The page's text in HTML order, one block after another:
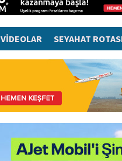
VİDEOLAR SEYAHAT